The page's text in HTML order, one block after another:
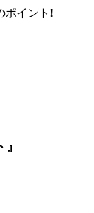
ポイント!